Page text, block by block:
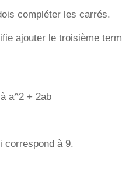
compléter les carrés.
ajouter le troisième
a^2 + 2ab
correspond à 9.